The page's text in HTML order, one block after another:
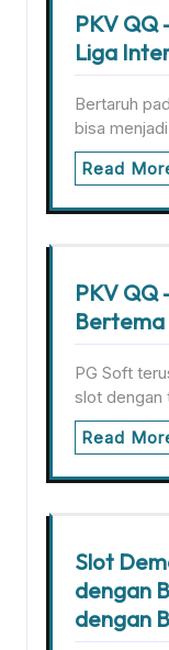
PKV QQ
Liga
Bertaruh
bisa
Read
PKV QQ
PG Soft
slot dengan
Read
Slot
dengan
dengan